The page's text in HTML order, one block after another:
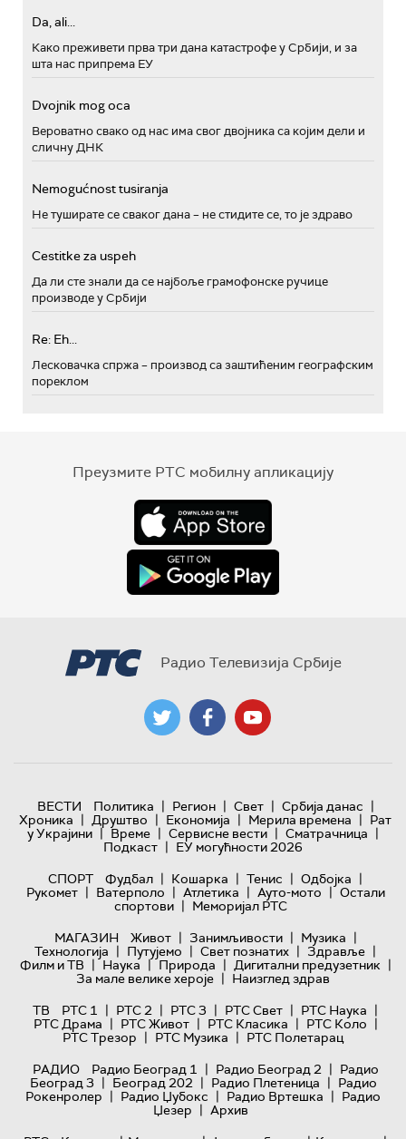
Da, ali...
Како преживети прва три дана катастрофе у Србији, и за
шта нас припрема ЕУ
Dvojnik mog oca
Вероватно свако од нас има свог двојника са којим дели и
сличну ДНК
Nemogućnost tusiranja
Не туширате се сваког дана – не стидите се, то је здраво
Cestitke za uspeh
Да ли сте знали да се најбоље грамофонске ручице
производе у Србији
Re: Eh...
Лесковачка спржа – производ са заштићеним географским
пореклом
Преузмите РТС мобилну апликацију
Радио Телевизија Србије
ВЕСТИ Политика | Регион | Свет | Србија данас |
Хроника | Друштво | Економија | Мерила времена | Рат
у Украјини | Време | Сервисне вести | Сматрачница |
Подкаст | ЕУ могућности 2026
СПОРТ
Фудбал | Кошарка | Тенис | Одбојка |
Рукомет | Ватерполо | Атлетика | Ауто-мото | Остали
спортови | Меморијал РТС
МАГАЗИН
Живот | Занимљивости | Музика |
Технологијa | Путујемо | Свет познатих | Здравље |
Филм и ТВ | Наука | Природа | Дигитални предузетник |
За мале велике хероје | Наизглед здрав
ТВ
РТС 1 | РТС 2 | РТС 3 | РТС Свет | РТС Наука |
РТС Драма | РТС Живот | РТС Класика | РТС Коло |
РТС Трезор | РТС Музика | РТС Полетарац
РАДИО
Радио Београд 1 | Радио Београд 2 | Радио
Београд 3 | Београд 202 | Радио Плетеница | Радио
Рокенролер | Радио Џубокс | Радио Вртешка | Радио
Џезер | Архив